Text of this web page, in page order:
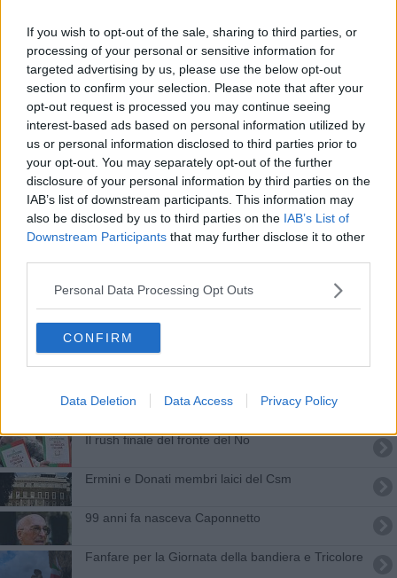
If you wish to opt-out of the sale, sharing to third parties, or
processing of your personal or sensitive information for
targeted advertising by us, please use the below opt-out
section to confirm your selection. Please note that after your
opt-out request is processed you may continue seeing
interest-based ads based on personal information utilized by
us or personal information disclosed to third parties prior to
your opt-out. You may separately opt-out of the further
disclosure of your personal information by third parties on the
IAB’s list of downstream participants. This information may
also be disclosed by us to third parties on the IAB’s List of
Downstream Participants that may further disclose it to other
Personal Data Processing Opt Outs
CONFIRM
Data Deletion Data Access Privacy Policy
Dimensionamento scolastico, in Toscana nessun
accorpamento
Pic nic di protesta per salvare la Ginori
Tutto tranquillo al contro-corteo antifascista
Erp, inquilini infuriati contro la nuova legge
Mattarella in Toscana per Georgofili e Don Milani
Festa della Toscana, 2023 nel segno di Don
Psichiatria in carcere, se le Rems non bastano
"Elogio dell’umano", ciclo di incontri di Cesvot e
Gabinetto Vieusseux
Referendum, il No stravince sul Sì
Il rush finale del fronte del No
Ermini e Donati membri laici del Csm
99 anni fa nasceva Caponnetto
Fanfare per la Giornata della bandiera e Tricolore